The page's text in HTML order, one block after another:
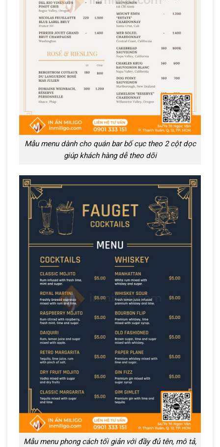
Mẫu menu dành cho quán bar bố cục theo 2 cột dọc
giúp khách hàng dễ theo dõi
Mẫu menu phong cách tối giản với đầy đủ tên, mô tả,